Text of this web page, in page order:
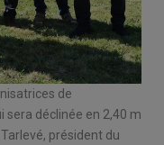
de
sera déclinée en 2,40 m
président du